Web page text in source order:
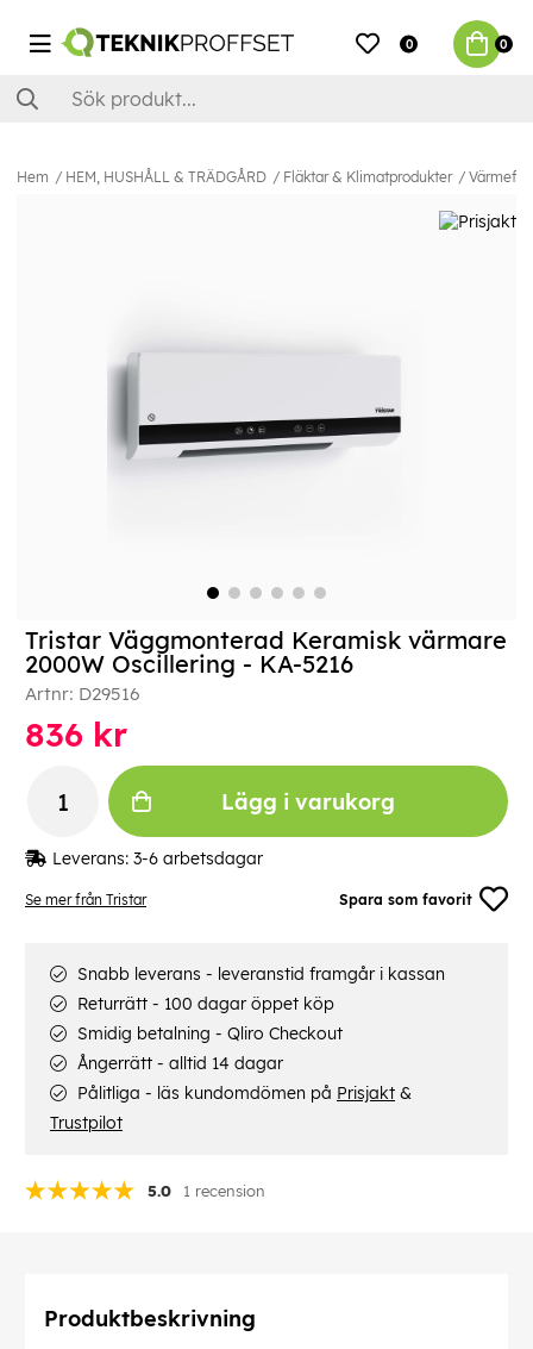
0 0
Hem HEM, HUSHÅLL & TRÄDGÅRD Fläktar & Klimatprodukter
Se mer från Tristar Spara som favorit
Tristar Väggmonterad Keramisk värmare
2000W Oscillering - KA-5216
Artnr: D29516
5.0 1 recension
836 kr
Lägg i varukorg
Leverans: 3-6 arbetsdagar
Snabb leverans - leveranstid framgår i kassan
Returrätt - 100 dagar öppet köp
Smidig betalning - Qliro Checkout
Ångerrätt - alltid 14 dagar
Pålitliga - läs kundomdömen på Prisjakt &
Trustpilot
Produktbeskrivning